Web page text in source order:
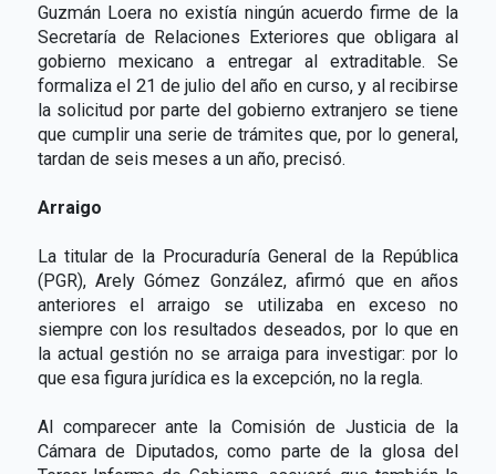
Guzmán Loera no existía ningún acuerdo firme de la
Secretaría de Relaciones Exteriores que obligara al
gobierno mexicano a entregar al extraditable. Se
formaliza el 21 de julio del año en curso, y al recibirse
la solicitud por parte del gobierno extranjero se tiene
que cumplir una serie de trámites que, por lo general,
tardan de seis meses a un año, precisó.
Arraigo
La titular de la Procuraduría General de la República
(PGR), Arely Gómez González, afirmó que en años
anteriores el arraigo se utilizaba en exceso no
siempre con los resultados deseados, por lo que en
la actual gestión no se arraiga para investigar: por lo
que esa figura jurídica es la excepción, no la regla.
Al comparecer ante la Comisión de Justicia de la
Cámara de Diputados, como parte de la glosa del